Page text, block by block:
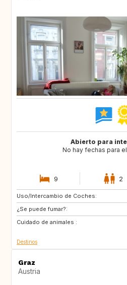
Abierto para
No hay fechas para
9 2
Uso/Intercambio de Coches:
¿Se puede fumar?:
Cuidado de animales :
SE
NO
FR
Destinos
Graz
Austria